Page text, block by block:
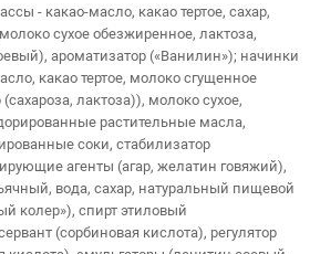
- какао-масло, какао тертое, сахар,
сухое обезжиренное, лактоза,
ароматизатор («Ванилин»); начинки
какао тертое, молоко сгущенное
лактоза)), молоко сухое,
растительные масла,
соки, стабилизатор
агенты (агар, желатин говяжий),
вода, сахар, натуральный пищевой
колер»), спирт этиловый
(сорбиновая кислота), регулятор